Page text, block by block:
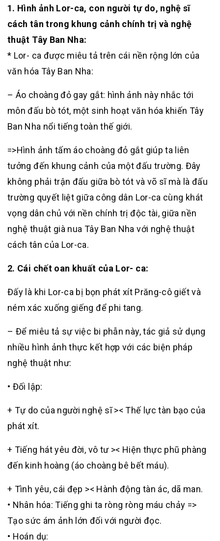
1. Hình ảnh Lor-ca, con người tự do, nghệ sĩ
cách tân trong khung cảnh chính trị và nghệ
thuật Tây Ban Nha:
* Lor- ca được miêu tả trên cái nền rộng lớn của
văn hóa Tây Ban Nha:
– Áo choàng đỏ gay gắt: hình ảnh này nhắc tới
môn đấu bò tót, một sinh hoạt văn hóa khiến Tây
Ban Nha nổi tiếng toàn thế giới.
=>Hình ảnh tấm áo choàng đỏ gắt giúp ta liên
tưởng đến khung cảnh của một đấu trường. Đây
không phải trận đấu giữa bò tót và võ sĩ mà là đấu
trường quyết liệt giữa công dân Lor-ca cùng khát
vọng dân chủ với nền chính trị độc tài, giữa nền
nghệ thuật già nua Tây Ban Nha với nghệ thuật
cách tân của Lor-ca.
2. Cái chết oan khuất của Lor- ca:
Đấy là khi Lor-ca bị bọn phát xít Prăng-cô giết và
ném xác xuống giếng để phi tang.
– Để miêu tả sự việc bi phẫn này, tác giả sử dụng
nhiều hình ảnh thực kết hợp với các biện pháp
nghệ thuật như:
• Đối lập:
+ Tự do của người nghệ sĩ >< Thế lực tàn bạo của
phát xít.
+ Tiếng hát yêu đời, vô tư >< Hiện thực phũ phàng
đến kinh hoàng (áo choàng bê bết máu).
+ Tình yêu, cái đẹp >< Hành động tàn ác, dã man.
• Nhân hóa: Tiếng ghi ta ròng ròng máu chảy =>
Tạo sức ám ảnh lớn đối với người đọc.
• Hoán dụ: